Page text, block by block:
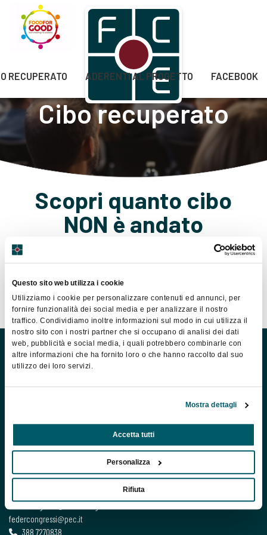
Questo sito web utilizza i cookie
Utilizziamo i cookie per personalizzare contenuti ed annunci, per
fornire funzionalità dei social media e per analizzare il nostro
traffico. Condividiamo inoltre informazioni sul modo in cui utilizza il
nostro sito con i nostri partner che si occupano di analisi dei dati
web, pubblicità e social media, i quali potrebbero combinarle con
altre informazioni che ha fornito loro o che hanno raccolto dal suo
utilizzo dei loro servizi.
Mostra dettagli
Accetta tutti
Personalizza
Rifiuta
RECUPERATO ADERENTI AL PROGETTO FACEBOOK
Cibo recuperato
Scopri quanto cibo
NON è andato
Food for Good
Contatti
federcongressi@federcongressi.it
federcongressi@pec.it
388 7270838